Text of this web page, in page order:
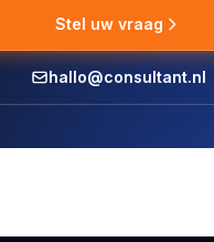
Stel uw vraag
hallo@consultant.nl